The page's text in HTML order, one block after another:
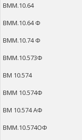
ВММ.10.64
ВММ.10.64 Ф
ВММ.10.74 Ф
ВММ.10.573Ф
ВМ 10.574
ВММ 10.574Ф
ВМ 10.574 АФ
ВММ.10.574ОФ